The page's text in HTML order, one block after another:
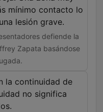
mínimo contacto lo
lesión grave.
defiende la
Zapata basándose
la continuidad de
no significa